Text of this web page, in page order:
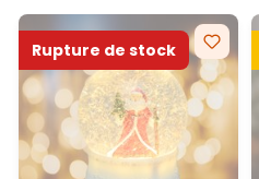
Rupture de stock